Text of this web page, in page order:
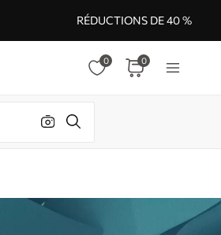
RÉDUCTIONS DE 40 %
0 0